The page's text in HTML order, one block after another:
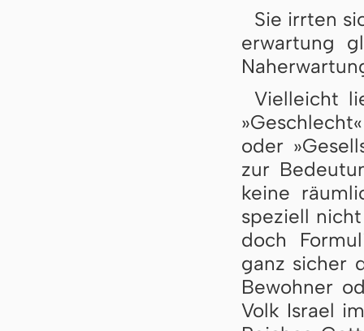
Sie irrten
erwar­tung
Vielleicht
oder
zur
kei­ne
spe­zi­ell
doch
ganz si­cher
Be­woh­ner
Volk Is­ra­el